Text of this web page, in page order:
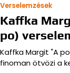
Verselemzések
Kaffka
po)
Kaffka Margit "A
finoman ötvözi a